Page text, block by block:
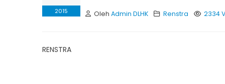
2015 Oleh Admin DLHK Renstra 2334
RENSTRA